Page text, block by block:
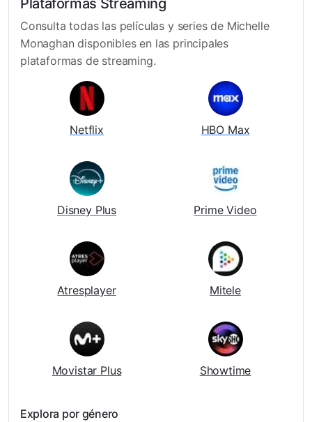
Plataformas Streaming
Consulta todas las películas y series de Michelle
Monaghan disponibles en las principales
plataformas de streaming.
Netflix HBO Max
Disney Plus Prime Video
Atresplayer Mitele
Movistar Plus Showtime
Explora por género